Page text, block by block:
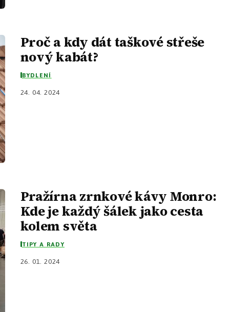
Proč a kdy dát taškové střeše
nový kabát?
BYDLENÍ
24. 04. 2024
Pražírna zrnkové kávy Monro:
Kde je každý šálek jako cesta
kolem světa
TIPY A RADY
26. 01. 2024